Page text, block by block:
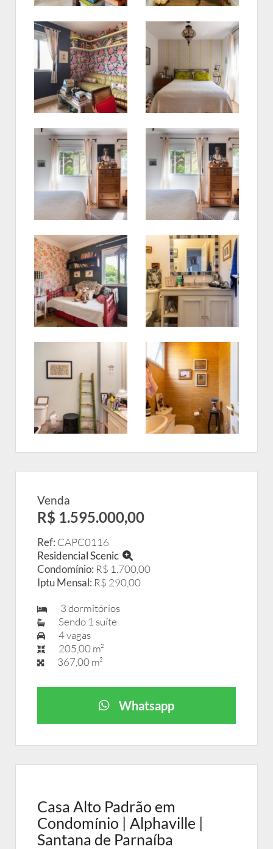
Venda
R$ 1.595.000,00
Ref: CAPC0116
Residencial Scenic
Condomínio: R$ 1.700,00
Iptu Mensal: R$ 290,00
3 dormitórios
Sendo 1 suíte
4 vagas
205,00 m²
367,00 m²
Whatsapp
Casa Alto Padrão em
Condomínio | Alphaville |
Santana de Parnaíba